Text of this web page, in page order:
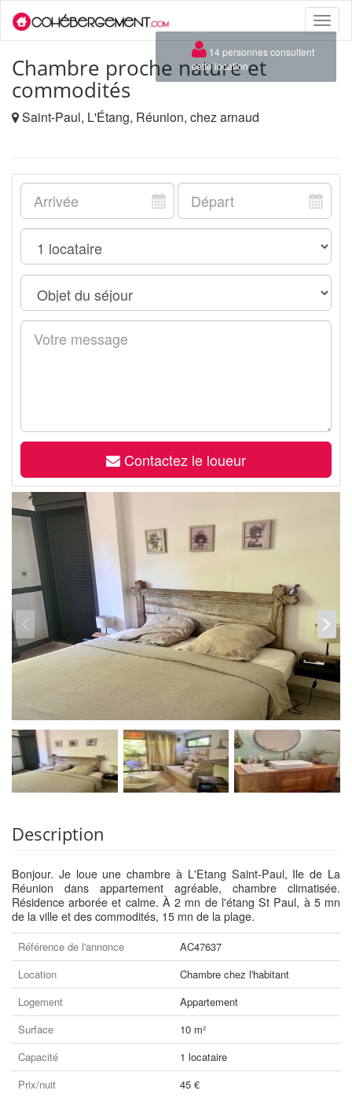
Toggle
Chambre proche nature et
commodités
Saint-Paul, L'Étang, Réunion, chez arnaud
Contactez le loueur
Description
Bonjour. Je loue une chambre à L'Etang Saint-Paul, Ile de La
Réunion dans appartement agréable, chambre climatisée.
Résidence arborée et calme. À 2 mn de l'étang St Paul, à 5 mn
de la ville et des commodités, 15 mn de la plage.
Référence de l'annonce
AC47637
Location
Chambre chez l'habitant
Logement
Appartement
Surface
10 m²
Capacité
1 locataire
Prix/nuit
45 €
×
14 personnes consultent
cette location